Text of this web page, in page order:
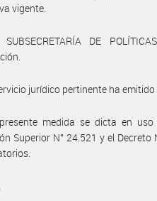
vigente.
DE
jurídico pertinente ha
medida se dicta en
Superior N° 24.521 y el